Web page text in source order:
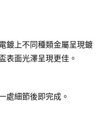
鍍上不同種類金屬呈現鍍
表面光澤呈現更佳。
處細節後即完成。